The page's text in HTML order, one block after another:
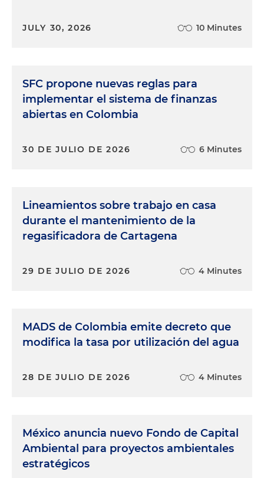
JULY 30, 2026 10 Minutes
SFC propone nuevas reglas para
implementar el sistema de finanzas
abiertas en Colombia
30 DE JULIO DE 2026 6 Minutes
Lineamientos sobre trabajo en casa
durante el mantenimiento de la
regasificadora de Cartagena
29 DE JULIO DE 2026 4 Minutes
MADS de Colombia emite decreto que
modifica la tasa por utilización del agua
28 DE JULIO DE 2026 4 Minutes
México anuncia nuevo Fondo de Capital
Ambiental para proyectos ambientales
estratégicos